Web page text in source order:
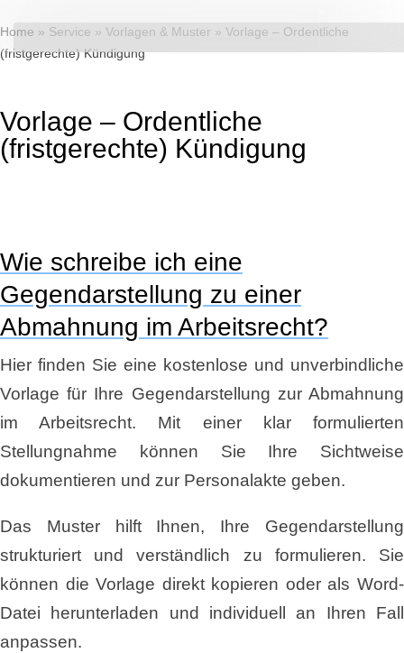
Home » Service » Vorlagen & Muster » Vorlage – Ordentliche
(fristgerechte) Kündigung
Vorlage – Ordentliche
(fristgerechte) Kündigung
Wie schreibe ich eine
Gegendarstellung zu einer
Abmahnung im Arbeitsrecht?
Hier finden Sie eine kostenlose und unverbindliche
Vorlage für Ihre Gegendarstellung zur Abmahnung
im Arbeitsrecht. Mit einer klar formulierten
Stellungnahme können Sie Ihre Sichtweise
dokumentieren und zur Personalakte geben.
Das Muster hilft Ihnen, Ihre Gegendarstellung
strukturiert und verständlich zu formulieren. Sie
können die Vorlage direkt kopieren oder als Word-
Datei herunterladen und individuell an Ihren Fall
anpassen.